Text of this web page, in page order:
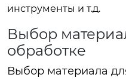
инструменты и т.д.
Выбор
обработке
Выбор материала